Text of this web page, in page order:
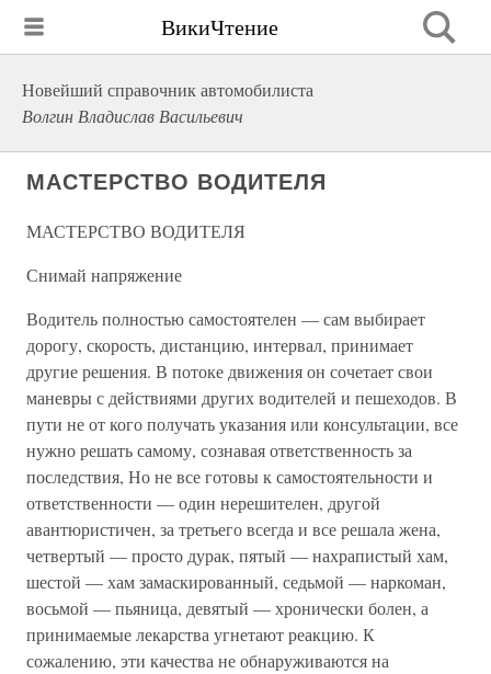
ВикиЧтение
Новейший справочник автомобилиста
Волгин Владислав Васильевич
МАСТЕРСТВО ВОДИТЕЛЯ
МАСТЕРСТВО ВОДИТЕЛЯ
Снимай напряжение
Водитель полностью самостоятелен — сам выбирает
дорогу, скорость, дистанцию, интервал, принимает
другие решения. В потоке движения он сочетает свои
маневры с действиями других водителей и пешеходов. В
пути не от кого получать указания или консультации, все
нужно решать самому, сознавая ответственность за
последствия, Но не все готовы к самостоятельности и
ответственности — один нерешителен, другой
авантюристичен, за третьего всегда и все решала жена,
четвертый — просто дурак, пятый — нахрапистый хам,
шестой — хам замаскированный, седьмой — наркоман,
восьмой — пьяница, девятый — хронически болен, а
принимаемые лекарства угнетают реакцию. К
сожалению, эти качества не обнаруживаются на